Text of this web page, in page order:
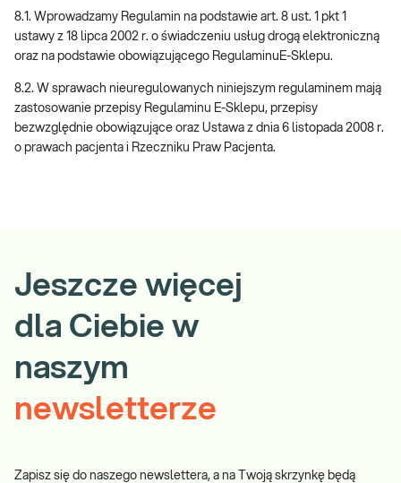
8.1. Wprowadzamy Regulamin na podstawie art. 8 ust. 1 pkt 1
ustawy z 18 lipca 2002 r. o świadczeniu usług drogą elektroniczną
oraz na podstawie obowiązującego RegulaminuE-Sklepu.
8.2. W sprawach nieuregulowanych niniejszym regulaminem mają
zastosowanie przepisy Regulaminu E-Sklepu, przepisy
bezwzględnie obowiązujące oraz Ustawa z dnia 6 listopada 2008 r.
o prawach pacjenta i Rzeczniku Praw Pacjenta.
Jeszcze więcej
dla Ciebie w
naszym
newsletterze
Zapisz się do naszego newslettera, a na Twoją skrzynkę będą